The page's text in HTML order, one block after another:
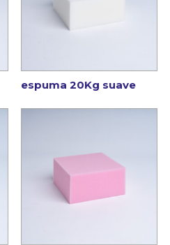
espuma 20Kg suave